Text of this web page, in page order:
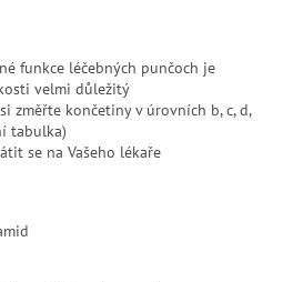
funkce léčebných punčoch je
velmi důležitý
změřte končetiny v úrovních b, c, d,
tabulka)
se na Vašeho lékaře